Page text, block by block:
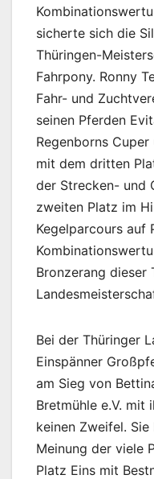
sicherte sich die
Thüringen-
Fahrpony. Ronny
Fahr- und
seinen Pferden
Regenborns
mit dem dritten
der Strecken- und
zweiten Platz im
Kegelparcours auf
Bronzerang dieser
Bei der Thüringer
Einspänner
am Sieg von
Bretmühle e.V. mit
keinen Zweifel.
Meinung der viele
Platz Eins mit